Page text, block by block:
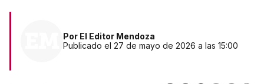
Por El Editor Mendoza
Publicado el 27 de mayo de 2026 a las 15:00